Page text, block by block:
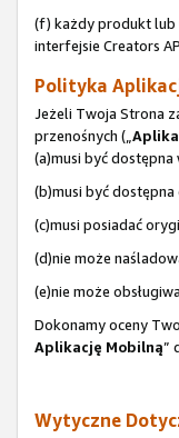
(f) każdy produkt lub
interfejsie Creators
Polityka
Jeżeli Twoja Strona
przenośnych („
(a)musi być
(b)musi być
(c)musi posiadać
(d)nie może
(e)nie może
Dokonamy oceny
Aplikację Mobilną”
Wytyczne